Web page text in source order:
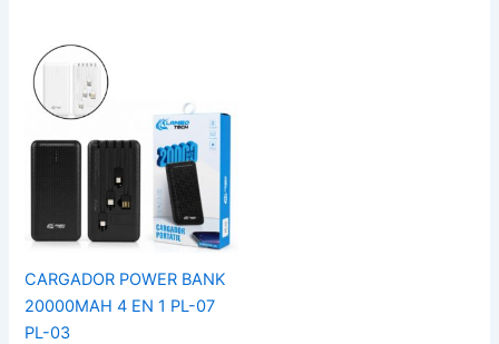
CARGADOR POWER BANK
20000MAH 4 EN 1 PL-07
PL-03
CARGADOR
POWER
BANK
20000MAH
4
PL-
03